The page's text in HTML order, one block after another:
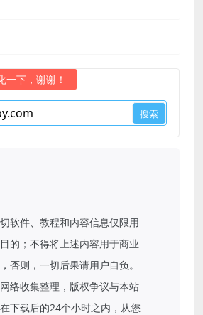
一下，谢谢！
软件、教程和内容信息仅限用
的；不得将上述内容用于商业
否则，一切后果请用户自负。
络收集整理，版权争议与本站
下载后的24个小时之内，从您